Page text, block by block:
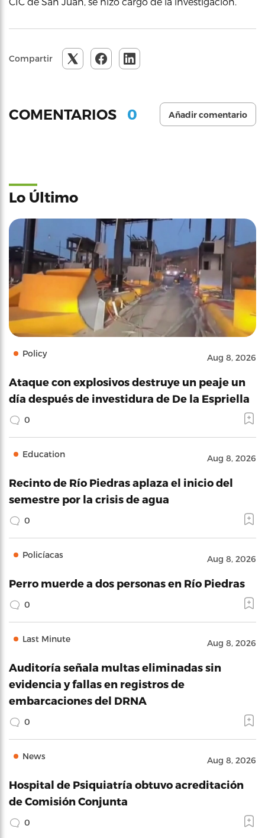
Compartir
COMENTARIOS 0 Añadir comentario
Lo Último
Policy Aug 8, 2026
Ataque con explosivos destruye un peaje un
día después de investidura de De la Espriella
0
Education Aug 8, 2026
Recinto de Río Piedras aplaza el inicio del
semestre por la crisis de agua
0
Policíacas Aug 8, 2026
Perro muerde a dos personas en Río Piedras
0
Last Minute Aug 8, 2026
Auditoría señala multas eliminadas sin
evidencia y fallas en registros de
embarcaciones del DRNA
0
News Aug 8, 2026
Hospital de Psiquiatría obtuvo acreditación
de Comisión Conjunta
0